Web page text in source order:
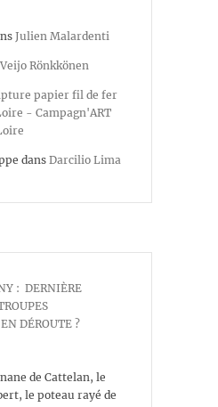
Julien Malardenti
Veijo Rönkkönen
papier fil de fer
- Campagn'ART
dans Darcilio Lima
: DERNIÈRE
DÉROUTE ?
de Cattelan, le
le poteau rayé de